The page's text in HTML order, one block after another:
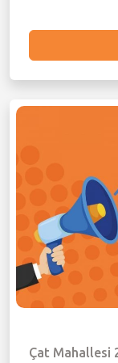
Çat Mahallesi